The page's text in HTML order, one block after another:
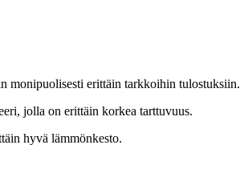
monipuolisesti erittäin tarkkoihin tulostuksiin.
jolla on erittäin korkea tarttuvuus.
hyvä lämmönkesto.